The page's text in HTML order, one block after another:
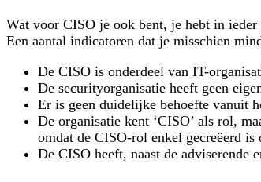
Wat voor CISO je ook bent, je hebt in
Een aantal indicatoren dat je misschien
De CISO is onderdeel van IT-
De securityorganisatie heeft geen
Er is geen duidelijke behoefte vanuit
De organisatie kent ‘CISO’ als rol,
omdat de CISO-rol enkel gecreëerd
De CISO heeft, naast de